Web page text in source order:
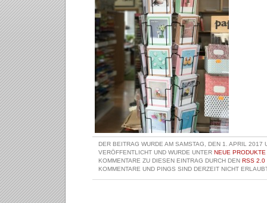
DER BEITRAG WURDE AM SAMSTAG, DEN 1. APRIL 2017
VERÖFFENTLICHT UND WURDE UNTER NEUE PRODUKTE
KOMMENTARE ZU DIESEN EINTRAG DURCH DEN RSS 2.0
KOMMENTARE UND PINGS SIND DERZEIT NICHT